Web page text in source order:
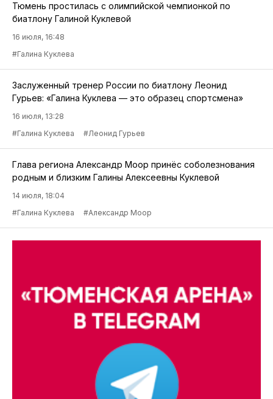
Тюмень простилась с олимпийской чемпионкой по
биатлону Галиной Куклевой
16 июля, 16:48
#Галина Куклева
Заслуженный тренер России по биатлону Леонид
Гурьев: «Галина Куклева — это образец спортсмена»
16 июля, 13:28
#Галина Куклева
#Леонид Гурьев
Глава региона Александр Моор принёс соболезнования
родным и близким Галины Алексеевны Куклевой
14 июля, 18:04
#Галина Куклева
#Александр Моор